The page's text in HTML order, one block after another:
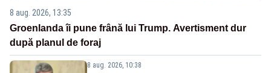
8 aug. 2026, 13:35
Groenlanda îi pune frână lui Trump. Avertisment dur
după planul de foraj
8 aug. 2026, 10:38